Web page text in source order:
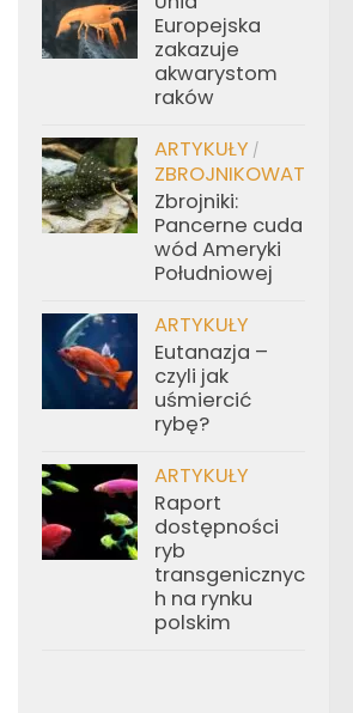
Europejska
zakazuje
akwarystom
raków
ARTYKUŁY /
ZBROJNIKOWATE
Zbrojniki:
Pancerne cuda
wód Ameryki
Południowej
ARTYKUŁY
Eutanazja –
czyli jak
uśmiercić
rybę?
ARTYKUŁY
Raport
dostępności
ryb
transgenicznyc
h na rynku
polskim